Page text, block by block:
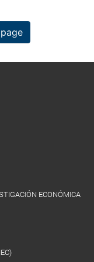
ECONÓMICA